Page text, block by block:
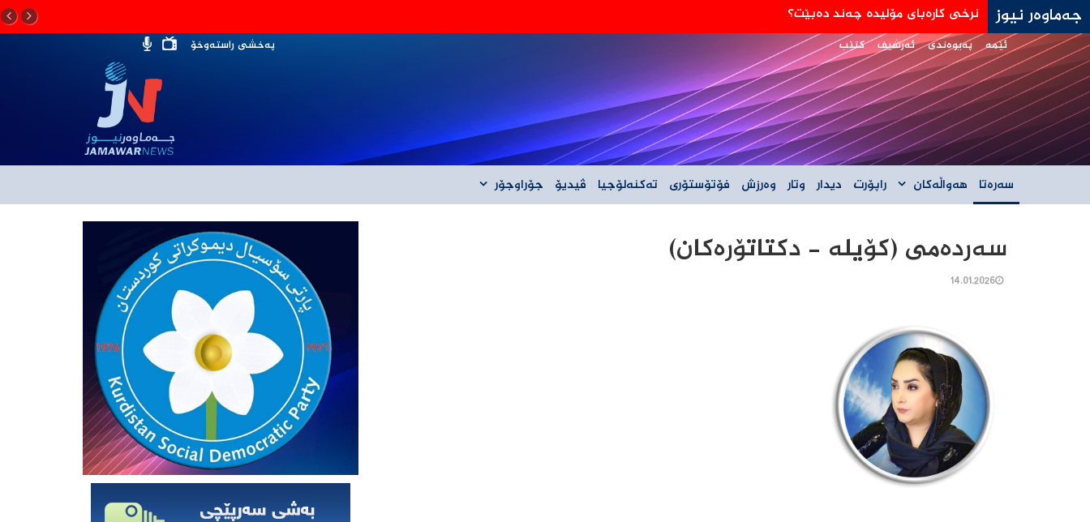
جەماوەر نیوز جه‌ی دی ڤانس: هێڵی سورمان له‌دانوستانه‌كان له‌گه‌ڵ ئێران نیه‌
ئێمە پەیوەندی ئەرشیف کتێب پەخشی راستەوخۆ
سەرەتا هەواڵەکان راپۆرت دیدار وتار وەرزش فۆتۆستۆری تەکنەلۆجیا ڤیدیۆ جۆراوجۆر
سەردەمی (کۆیلە - دکتاتۆرەکان)
14.01.2026